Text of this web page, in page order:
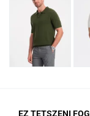
EZ TETSZENI FOG